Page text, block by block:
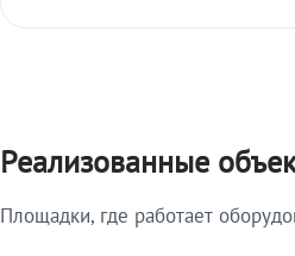
Реализованные
Площадки, где работает